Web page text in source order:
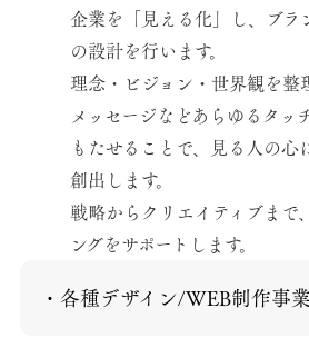
企業を「見える化」し、ブ
の設計を行います。
理念・ビジョン・世界観を整
メッセージなどあらゆるタッ
もたせることで、見る人の
創出します。
戦略からクリエイティブまで
ングをサポートします。
・各種デザイン/WEB制作事業